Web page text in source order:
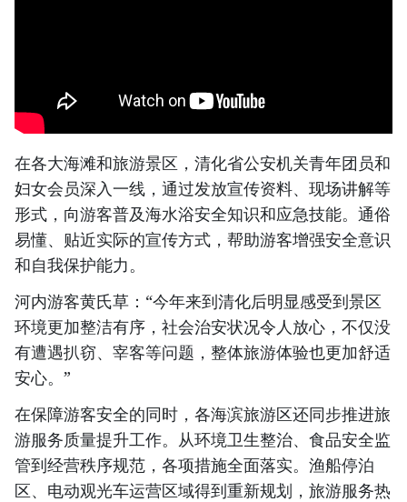
在各大海滩和旅游景区，清化省公安机关青年团员和
妇女会员深入一线，通过发放宣传资料、现场讲解等
形式，向游客普及海水浴安全知识和应急技能。通俗
易懂、贴近实际的宣传方式，帮助游客增强安全意识
和自我保护能力。
河内游客黄氏草：“今年来到清化后明显感受到景区
环境更加整洁有序，社会治安状况令人放心，不仅没
有遭遇扒窃、宰客等问题，整体旅游体验也更加舒适
安心。”
在保障游客安全的同时，各海滨旅游区还同步推进旅
游服务质量提升工作。从环境卫生整治、食品安全监
管到经营秩序规范，各项措施全面落实。渔船停泊
区、电动观光车运营区域得到重新规划，旅游服务热